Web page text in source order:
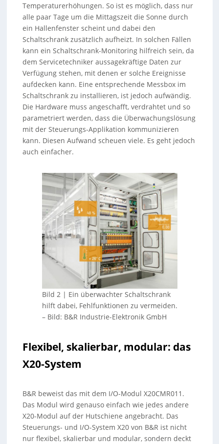
Temperaturerhöhungen. So ist es möglich, dass nur
alle paar Tage um die Mittagszeit die Sonne durch
ein Hallenfenster scheint und dabei den
Schaltschrank zusätzlich aufheizt. In solchen Fällen
kann ein Schaltschrank-Monitoring hilfreich sein, da
dem Servicetechniker aussagekräftige Daten zur
Verfügung stehen, mit denen er solche Ereignisse
aufdecken kann. Eine entsprechende Messbox im
Schaltschrank zu installieren, ist jedoch aufwändig.
Die Hardware muss angeschafft, verdrahtet und so
parametriert werden, dass die Überwachungslösung
mit der Steuerungs-Applikation kommunizieren
kann. Diesen Aufwand scheuen viele. Es geht jedoch
auch einfacher.
Bild 2 | Ein überwachter Schaltschrank
hilft dabei, Fehlfunktionen zu vermeiden.
– Bild: B&R Industrie-Elektronik GmbH
Flexibel, skalierbar, modular: das
X20-System
B&R beweist das mit dem I/O-Modul X20CMR011.
Das Modul wird genauso einfach wie jedes andere
X20-Modul auf der Hutschiene angebracht. Das
Steuerungs- und I/O-System X20 von B&R ist nicht
nur flexibel, skalierbar und modular, sondern deckt